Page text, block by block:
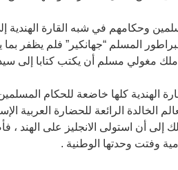
وحكامهم في شبه القارة
المسلم “جهانكير” فلم يظفر
ملك مغولي مسلم أن يكتب كتابا إلى
الهندية كلها خاضعة للحكام
الخالدة الرائعة للحضارة
إلى أن استولى الانجليز على
وفتت وحدتها الوطنية .